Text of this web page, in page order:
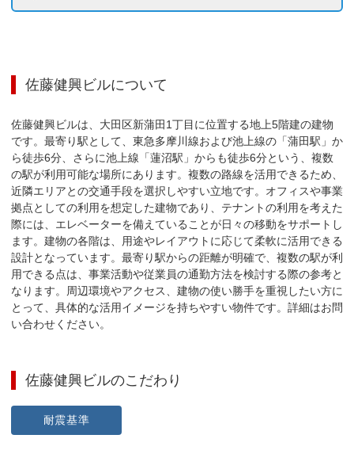
佐藤健興ビルについて
佐藤健興ビルは、大田区新蒲田1丁目に位置する地上5階建の建物
です。最寄り駅として、東急多摩川線および池上線の「蒲田駅」か
ら徒歩6分、さらに池上線「蓮沼駅」からも徒歩6分という、複数
の駅が利用可能な場所にあります。複数の路線を活用できるため、
近隣エリアとの交通手段を選択しやすい立地です。オフィスや事業
拠点としての利用を想定した建物であり、テナントの利用を考えた
際には、エレベーターを備えていることが日々の移動をサポートし
ます。建物の各階は、用途やレイアウトに応じて柔軟に活用できる
設計となっています。最寄り駅からの距離が明確で、複数の駅が利
用できる点は、事業活動や従業員の通勤方法を検討する際の参考と
なります。周辺環境やアクセス、建物の使い勝手を重視したい方に
とって、具体的な活用イメージを持ちやすい物件です。詳細はお問
い合わせください。
佐藤健興ビルのこだわり
耐震基準